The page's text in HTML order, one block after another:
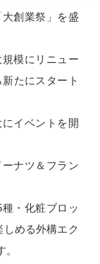
創業祭」を盛
模にリニュー
たにスタート
イベントを開
ナツ＆フラン
・化粧ブロッ
める外構エク